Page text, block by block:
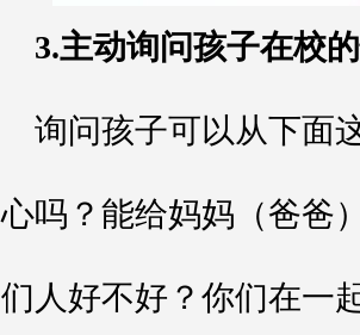
3.主动询问孩子在校
询问孩子可以从下面
心吗？能给妈妈（爸爸
们人好不好？你们在一